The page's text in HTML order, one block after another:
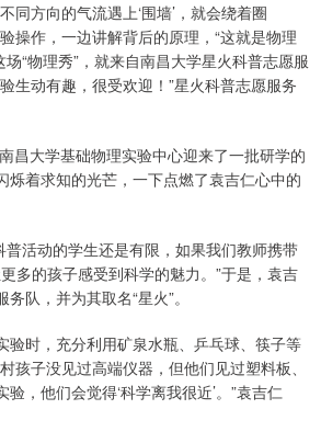
同方向的气流遇上‘围墙’，就会绕着圈
操作，一边讲解背后的原理，“这就是物理
场“物理秀”，就来自南昌大学星火科普志愿服
生动有趣，很受欢迎！”星火科普志愿服务
昌大学基础物理实验中心迎来了一批研学的
烁着求知的光芒，一下点燃了袁吉仁心中的
普活动的学生还是有限，如果我们教师携带
多的孩子感受到科学的魅力。”于是，袁吉
队，并为其取名“星火”。
验时，充分利用矿泉水瓶、乒乓球、筷子等
孩子没见过高端仪器，但他们见过塑料板、
，他们会觉得‘科学离我很近’。”袁吉仁